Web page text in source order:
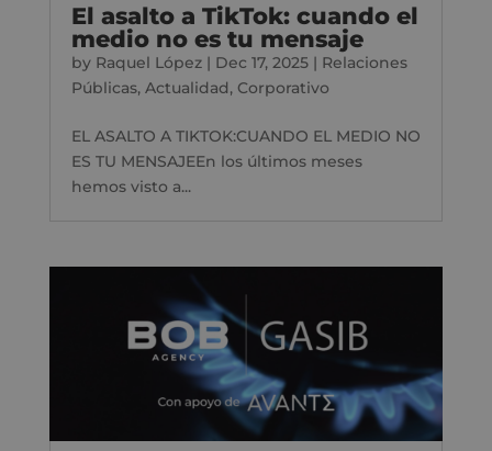
El asalto a TikTok: cuando el
medio no es tu mensaje
by Raquel López| Dec 17, 2025| Relaciones
Públicas, Actualidad, Corporativo
EL ASALTO A TIKTOK:CUANDO EL MEDIO NO
ES TU MENSAJEEn los últimos meses
hemos visto a...